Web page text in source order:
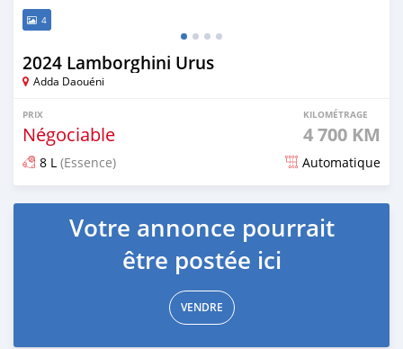
4
2024 Lamborghini Urus
Adda Daouéni
PRIX
Négociable
KILOMÉTRAGE
4 700 KM
8 L (Essence) Automatique
Publié il y a 5 mois
Votre annonce pourrait
être postée ici
VENDRE